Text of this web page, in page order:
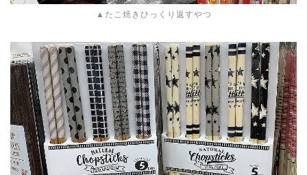
▲たこ焼きひっくり返すやつ